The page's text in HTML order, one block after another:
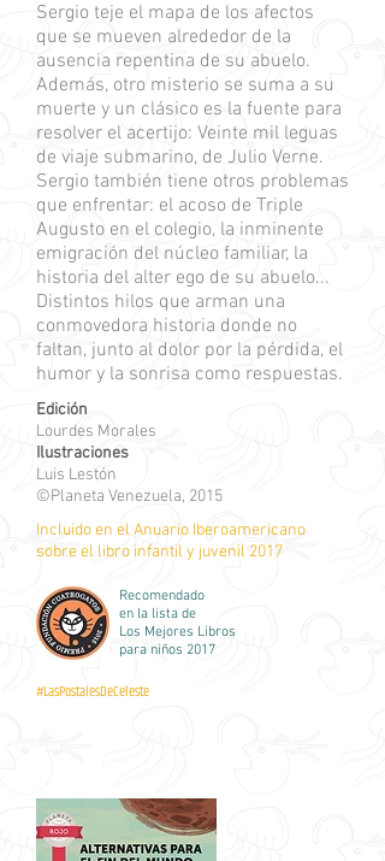
Sergio teje el mapa de los afectos
que se mueven alrededor de la
ausencia repentina de su abuelo.
Además, otro misterio se suma a su
muerte y un clásico es la fuente para
resolver el acertijo: Veinte mil leguas
de viaje submarino, de Julio Verne.
Sergio también tiene otros problemas
que enfrentar: el acoso de Triple
Augusto en el colegio, la inminente
emigración del núcleo familiar, la
historia del alter ego de su abuelo...
Distintos hilos que arman una
conmovedora historia donde no
faltan, junto al dolor por la pérdida, el
humor y la sonrisa como respuestas.
Edición
Lourdes Morales
Ilustraciones
Luis Lestón
©Planeta Venezuela, 2015
Incluido en el Anuario Iberoamericano
sobre el libro infantil y juvenil 2017
Recomendado
en la lista de
Los Mejores Libros
para niños 2017
#LasPostalesDeCeleste